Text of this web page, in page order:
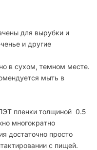
для вырубки и
и другие
в сухом, темном месте.
мыть в
пленки толщиной 0.5
многократно
достаточно просто
с пищей.